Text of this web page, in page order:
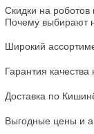
Скидки на роботов
Почему выбирают
Широкий
Гарантия
Доставка по
Выгодные цены и